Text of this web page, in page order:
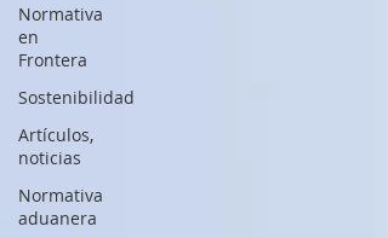
Normativa
en
Frontera
Sostenibilidad
Artículos,
noticias
Normativa
aduanera